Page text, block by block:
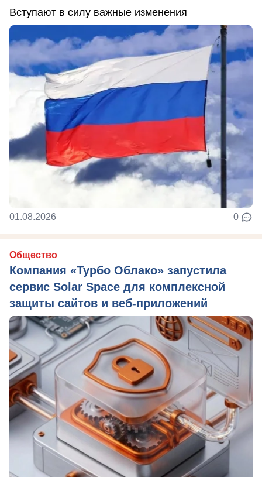
Вступают в силу важные изменения
01.08.2026 0
Общество
Компания «Турбо Облако» запустила
сервис Solar Space для комплексной
защиты сайтов и веб-приложений